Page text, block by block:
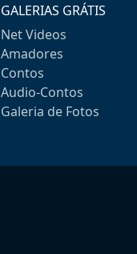
GALERIAS GRÁTIS
Net Videos
Amadores
Contos
Audio-Contos
Galeria de Fotos